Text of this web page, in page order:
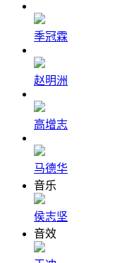
季冠霖
赵明洲
高增志
马德华
音乐
侯志坚
音效